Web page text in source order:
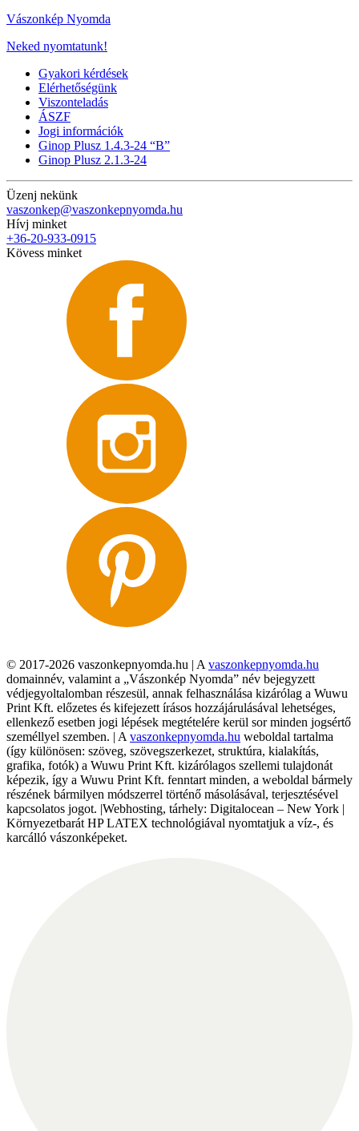
Vászonkép Nyomda
Neked nyomtatunk!
Gyakori kérdések
Elérhetőségünk
Viszonteladás
ÁSZF
Jogi információk
Ginop Plusz 1.4.3-24 “B”
Ginop Plusz 2.1.3-24
Üzenj nekünk
vaszonkep@vaszonkepnyomda.hu
Hívj minket
+36-20-933-0915
Kövess minket
© 2017-2026 vaszonkepnyomda.hu | A vaszonkepnyomda.hu
domainnév, valamint a „Vászonkép Nyomda” név bejegyzett
védjegyoltalomban részesül, annak felhasználása kizárólag a Wuwu
Print Kft. előzetes és kifejezett írásos hozzájárulásával lehetséges,
ellenkező esetben jogi lépések megtételére kerül sor minden jogsértő
személlyel szemben. | A vaszonkepnyomda.hu weboldal tartalma
(így különösen: szöveg, szövegszerkezet, struktúra, kialakítás,
grafika, fotók) a Wuwu Print Kft. kizárólagos szellemi tulajdonát
képezik, így a Wuwu Print Kft. fenntart minden, a weboldal bármely
részének bármilyen módszerrel történő másolásával, terjesztésével
kapcsolatos jogot. |Webhosting, tárhely: Digitalocean – New York |
Környezetbarát HP LATEX technológiával nyomtatjuk a víz-, és
karcálló vászonképeket.